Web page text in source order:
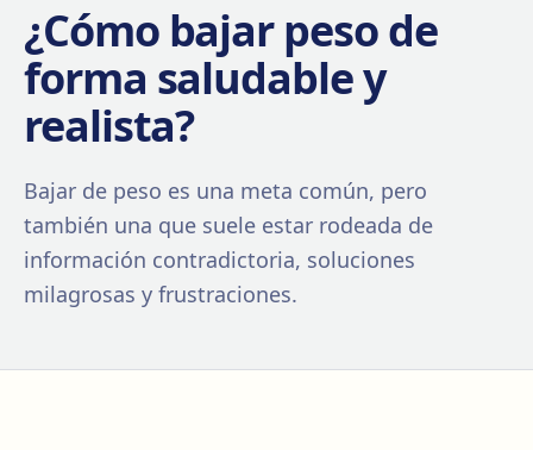
¿Cómo bajar peso de
forma saludable y
realista?
Bajar de peso es una meta común, pero
también una que suele estar rodeada de
información contradictoria, soluciones
milagrosas y frustraciones.